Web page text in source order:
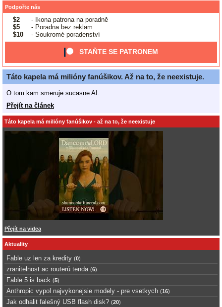
Podpořte nás
$2
- Ikona patrona na poradně
$5
- Poradna bez reklam
$10
- Soukromé poradenství
STAŇTE SE PATRONEM
Táto kapela má milióny fanúšikov. Až na to, že neexistuje.
O tom kam smeruje sucasne AI.
Přejít na článek
Táto kapela má milióny fanúšikov - až na to, že neexistuje
Přejít na videa
Aktuality
Fable uz len za kredity (0)
zranitelnost ac routerů tenda (6)
Fable 5 is back (5)
Anthropic vypol najvykonejsie modely - pre vsetkych (16)
Jak odhalit falešný USB flash disk? (20)